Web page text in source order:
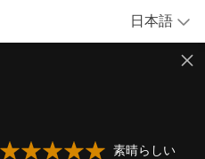
日本語
素晴らしい